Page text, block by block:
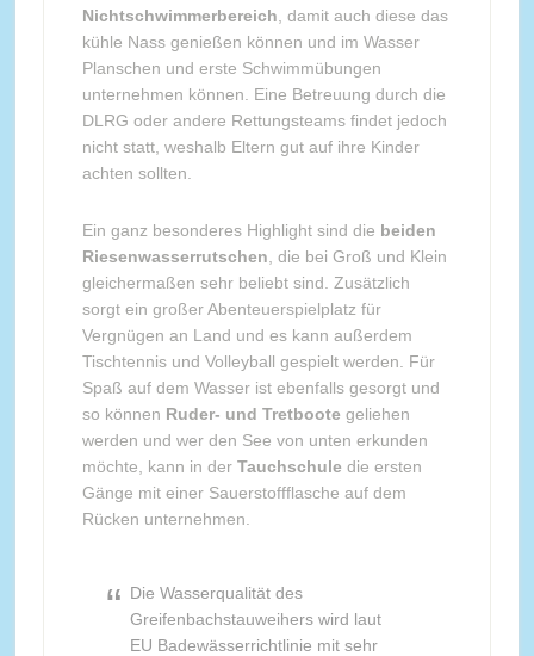
Nichtschwimmerbereich , damit auch diese das
kühle Nass genießen können und im Wasser
Planschen und erste Schwimmübungen
unternehmen können. Eine Betreuung durch die
DLRG oder andere Rettungsteams findet jedoch
nicht statt, weshalb Eltern gut auf ihre Kinder
achten sollten.
Ein ganz besonderes Highlight sind die beiden
Riesenwasserrutschen , die bei Groß und Klein
gleichermaßen sehr beliebt sind. Zusätzlich
sorgt ein großer Abenteuerspielplatz für
Vergnügen an Land und es kann außerdem
Tischtennis und Volleyball gespielt werden. Für
Spaß auf dem Wasser ist ebenfalls gesorgt und
so können Ruder- und Tretboote geliehen
werden und wer den See von unten erkunden
möchte, kann in der Tauchschule die ersten
Gänge mit einer Sauerstoffflasche auf dem
Rücken unternehmen.
Die Wasserqualität des
Greifenbachstauweihers wird laut
EU Badewässerrichtlinie mit sehr